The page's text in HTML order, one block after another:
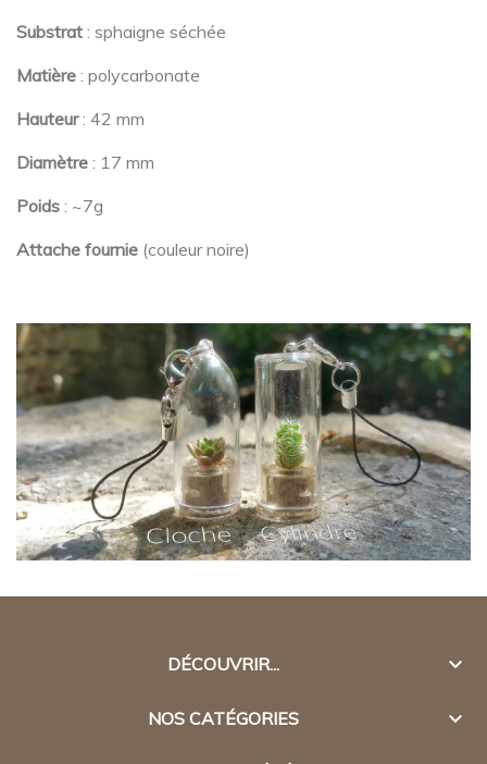
Substrat : sphaigne séchée
Matière : polycarbonate
Hauteur: 42 mm
Diamètre : 17 mm
Poids : ~7g
Attache fournie (couleur noire)
DÉCOUVRIR... 
NOS CATÉGORIES 